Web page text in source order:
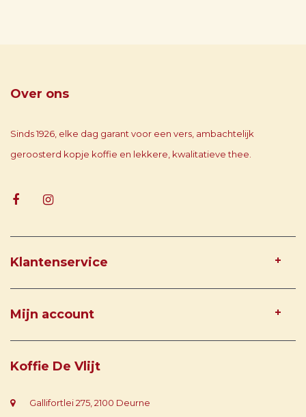
Over ons
Sinds 1926, elke dag garant voor een vers, ambachtelijk
geroosterd kopje koffie en lekkere, kwalitatieve thee.
Klantenservice
Mijn account
Koffie De Vlijt
Gallifortlei 275, 2100 Deurne